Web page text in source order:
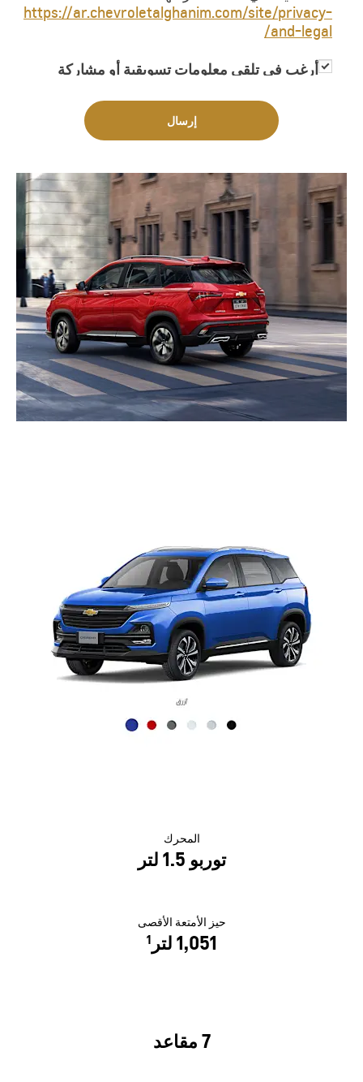
https://ar.chevroletalghanim.com/site/privacy-
and-legal/
أرغب في تلقي معلومات تسويقية أو مشاركة
بمعلومات تسويقية
إرسال
المحرك
توربو 1.5 لتر
حيز الأمتعة الأقصى
1,051 لتر 1
7 مقاعد